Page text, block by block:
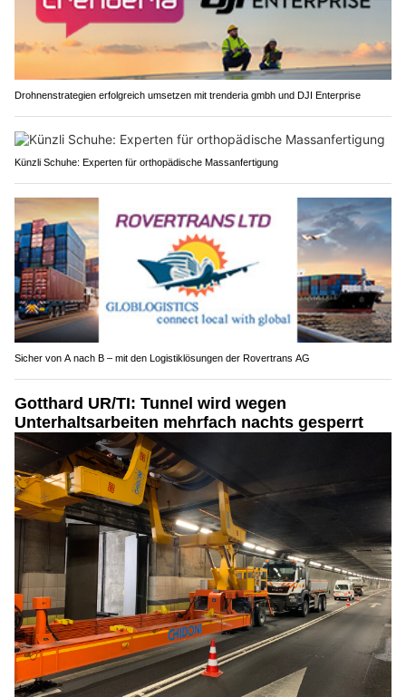
Drohnenstrategien erfolgreich umsetzen mit trenderia gmbh und DJI Enterprise
Künzli Schuhe: Experten für orthopädische Massanfertigung
Sicher von A nach B – mit den Logistiklösungen der Rovertrans AG
Gotthard UR/TI: Tunnel wird wegen
Unterhaltsarbeiten mehrfach nachts gesperrt